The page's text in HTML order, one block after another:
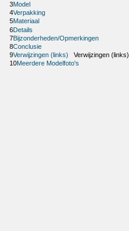
3Model
4Verpakking
5Materiaal
6Details
7Bijzonderheden/Opmerkingen
8Conclusie
9Verwijzingen (links)
Verwijzingen (links)
10Meerdere Modelfoto's